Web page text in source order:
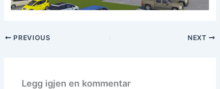
PREVIOUS NEXT
Legg igjen en kommentar